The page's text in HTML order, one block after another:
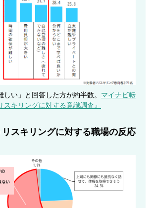
しい」と回答した方が約半数。 マイナビ転
スキリングに対する意識調査』
リスキリングに対する職場の反応